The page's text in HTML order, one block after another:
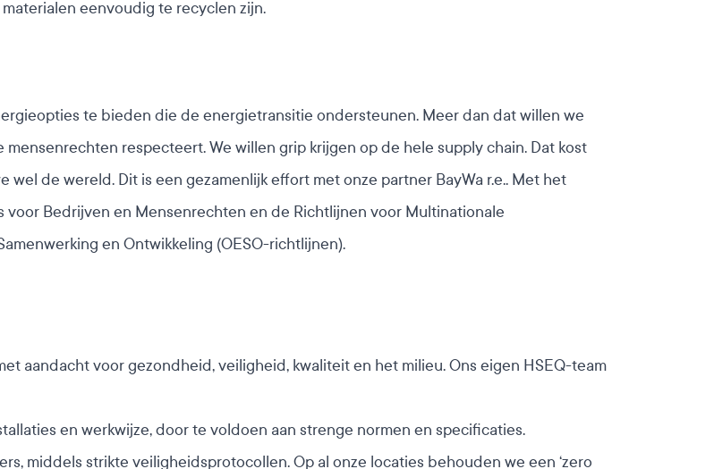
eenvoudig te recyclen zijn.
te bieden die de energietransitie ondersteunen. Meer dan dat willen we
respecteert. We willen grip krijgen op de hele supply chain. Dat kost
wel de wereld. Dit is een gezamenlijk effort met onze partner BayWa r.e.. Met het
voor Bedrijven en Mensenrechten en de Richtlijnen voor Multinationale
en Ontwikkeling (OESO-richtlijnen).
aandacht voor gezondheid, veiligheid, kwaliteit en het milieu. Ons eigen HSEQ-team
en werkwijze, door te voldoen aan strenge normen en specificaties.
middels strikte veiligheidsprotocollen. Op al onze locaties behouden we een ‘zero